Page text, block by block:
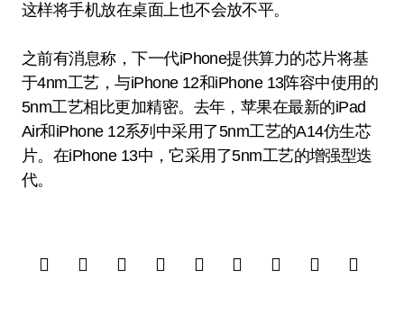
这样将手机放在桌面上也不会放不平。
之前有消息称，下一代iPhone提供算力的芯片将基
于4nm工艺，与iPhone 12和iPhone 13阵容中使用的
5nm工艺相比更加精密。去年，苹果在最新的iPad
Air和iPhone 12系列中采用了5nm工艺的A14仿生芯
片。在iPhone 13中，它采用了5nm工艺的增强型迭
代。